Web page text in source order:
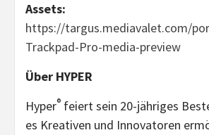
Assets:
https://targus.mediavalet.com/
Trackpad-Pro-media-preview
Über HYPER
Hyper® feiert sein 20-jähriges
es Kreativen und Innovatoren